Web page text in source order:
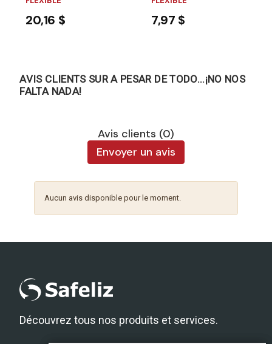
20,16 $ 7,97 $
AVIS CLIENTS SUR A PESAR DE TODO...¡NO NOS
FALTA NADA!
Avis clients (0)
Envoyer un avis
Aucun avis disponible pour le moment.
Découvrez tous nos produits et services.